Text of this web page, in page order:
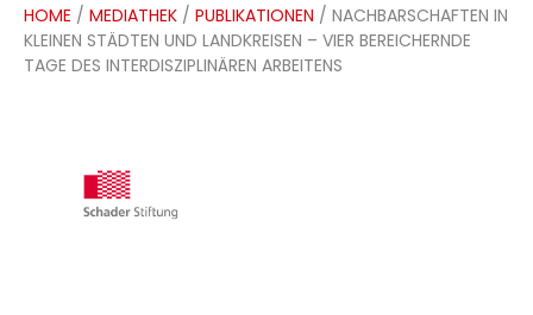
HOME / MEDIATHEK / PUBLIKATIONEN / NACHBARSCHAFTEN IN
KLEINEN STÄDTEN UND LANDKREISEN – VIER BEREICHERNDE
TAGE DES INTERDISZIPLINÄREN ARBEITENS